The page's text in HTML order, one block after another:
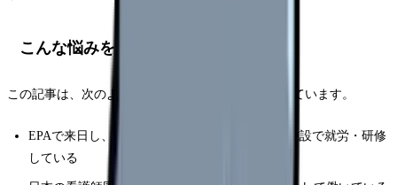
こんな悩みを持つ看護師さんへ
この記事は、次のような状況にいる方に向けて書いています。
EPAで来日し、国家試験合格を目指して受入れ施設で就労・研修
している